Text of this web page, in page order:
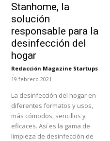
Stanhome, la
solución
responsable para la
desinfección del
hogar
Redacción Magazine Startups
-
19 febrero 2021
La desinfección del hogar en
diferentes formatos y usos,
más cómodos, sencillos y
eficaces. Así es la gama de
limpieza de desinfección de